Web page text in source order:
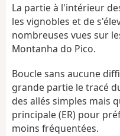
La partie à l'intérieur
les vignobles et de
nombreuses vues sur
Montanha do Pico.
Boucle sans aucune
grande partie le tracé
des allés simples mais
principale (ER) pour
moins fréquentées.